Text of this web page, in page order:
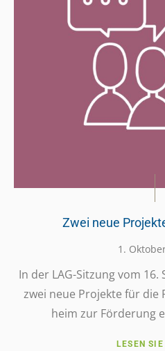
Zwei neue
1.
In der LAG-Sitzung vom
zwei neue Projekte für
heim zur Förde­rung
LESEN